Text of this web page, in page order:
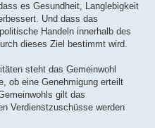
es Gesundheit, Langlebigkeit
Und dass das
Handeln innerhalb des
dieses Ziel bestimmt wird.
steht das Gemeinwohl
ob eine Genehmigung erteilt
gilt das
Verdienstzuschüsse werden